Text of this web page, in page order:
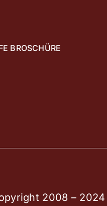
BROSCHÜRE
2008 – 2024 |